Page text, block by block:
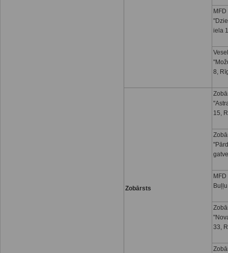
iela
8,
Zobārsts
15,
33,